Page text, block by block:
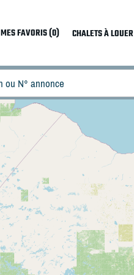
MES FAVORIS (0) CHALETS À LOUER